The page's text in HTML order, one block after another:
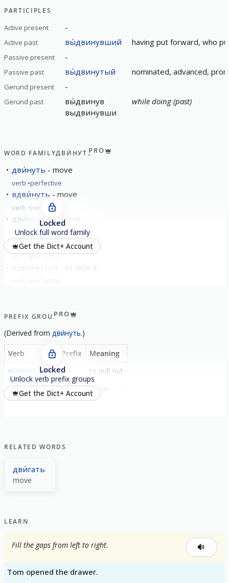
PARTICIPLES
Active present -
Active past вы́двинувший having put forward, who
Passive present -
Passive past вы́двинутый nominated, advanced,
Gerund present -
Gerund past
вы́двинув
выдвинувши
while doing (past)
WORD FAMILYДВИ́НУТЬPRO
дви́нуть move
verb perfective
вдви́нуть move
verb perfective
дви́нуться move
verb perfective
задви́нуть push (into)
verb perfective
вдви́нуться
Locked
Unlock full word family
Get the Dict+ Account
PREFIX GROUPPRO
(Derived from дви́нуть.)
Verb Prefix
Meaning
вы́двинуть
вы-
to pull out
вы́двинуться
вы- move
Locked
Unlock verb prefix groups
Get the Dict+ Account
RELATED WORDS
дви́гать
move
LEARN
Fill the gaps from left to right.
Tom opened the drawer.